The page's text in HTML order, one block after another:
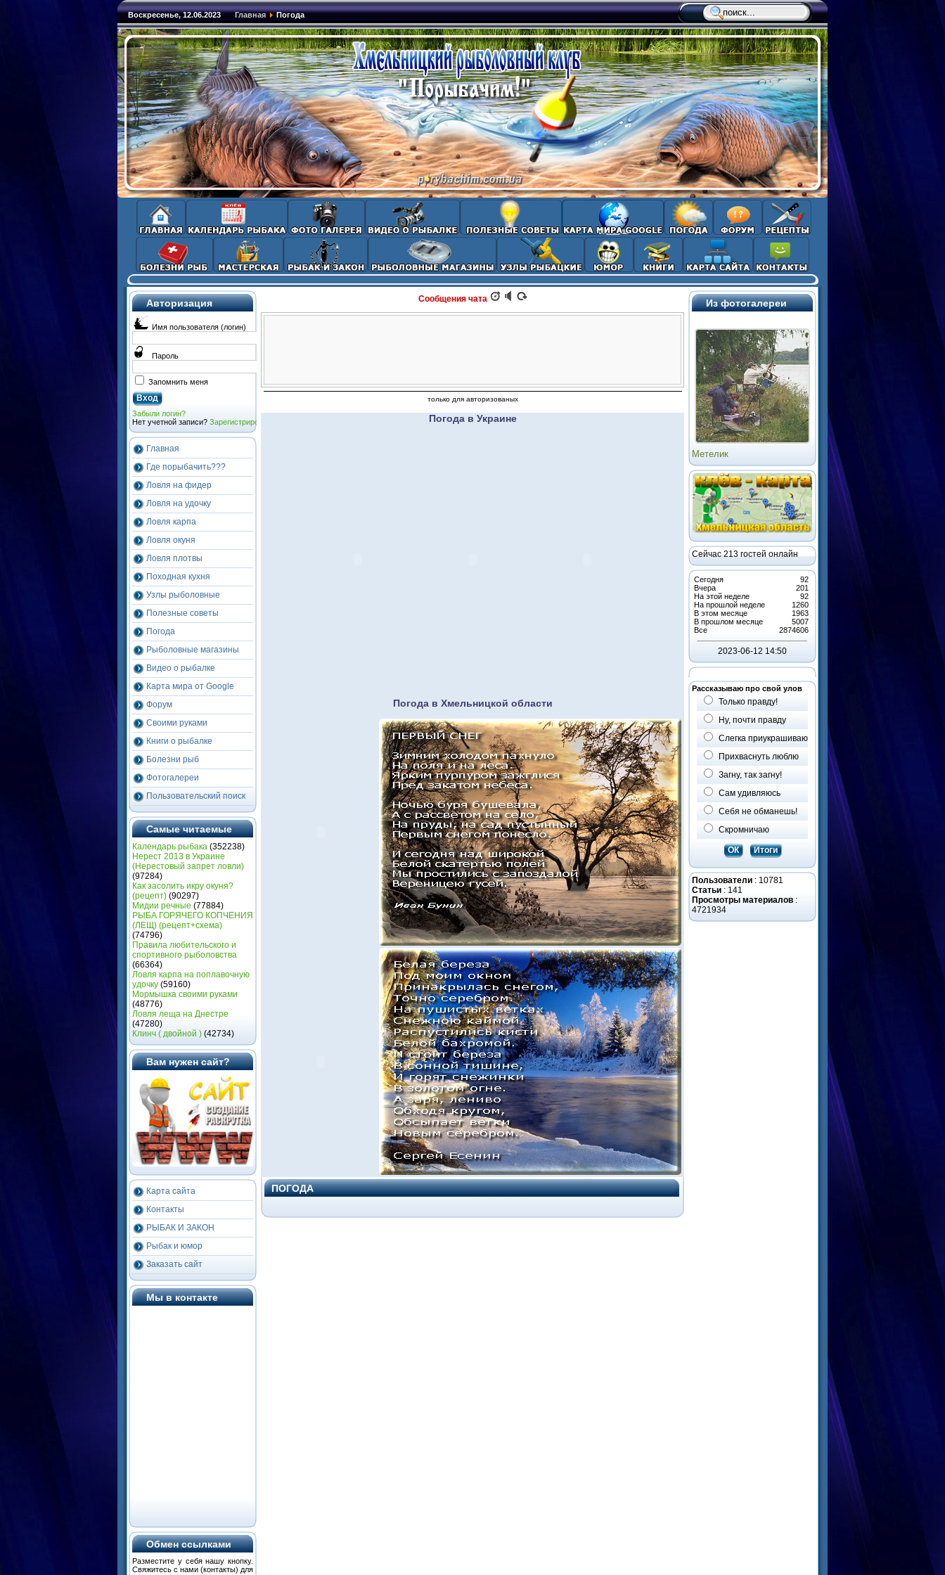
Воскресенье, 12.06.2023 Главная Погода
Авторизация
Имя пользователя (логин)
Пароль
Запомнить меня
Забыли логин?
Нет учетной записи? Зарегистрироваться
Главная
Где порыбачить???
Ловля на фидер
Ловля на удочку
Ловля карпа
Ловля окуня
Ловля плотвы
Походная кухня
Узлы рыболовные
Полезные советы
Погода
Рыболовные магазины
Видео о рыбалке
Карта мира от Google
Форум
Своими руками
Книги о рыбалке
Болезни рыб
Фотогалереи
Пользовательский поиск
Самые читаемые
Календарь рыбака (352238)
Нерест 2013 в Украине
(Heрестовый запрет ловли)
(97284)
Как засолить икру окуня?
(рецепт) (90297)
Мидии речные (77884)
РЫБА ГОРЯЧЕГО КОПЧЕНИЯ
(ЛЕЩ) (рецепт+схема)
(74796)
Правила любительского и
спортивного рыболовства
(66364)
Ловля карпа на поплавочную
удочку (59160)
Мормышка своими руками
(48776)
Ловля леща на Днестре
(47280)
Клинч ( двойной ) (42734)
Вам нужен сайт?
Карта сайта
Контакты
РЫБАК И ЗАКОН
Рыбак и юмор
Заказать сайт
Мы в контакте
Обмен ссылками
Разместите у себя нашу кнопку.
Свяжитесь с нами (контакты) для
Из фотогалереи
Хмельницкий фидер 2014-
41...
Сейчас 213 гостей онлайн
Сегодня
92
Вчера
201
На этой неделе
92
На прошлой неделе
1260
В этом месяце
1963
В прошлом месяце
5007
Все
2874606
2023-06-12 14:50
Рассказываю про свой улов
Только правду!
Ну, почти правду
Слегка приукрашиваю
Прихваснуть люблю
Загну, так загну!
Сам удивляюсь
Себя не обманешь!
Скромничаю
Пользователи
Статьи: 141
Просмотры материалов
4721934
Сообщения чата
только для авторизованых
Погода в Украине
Погода в Хмельницкой области
ПОГОДА